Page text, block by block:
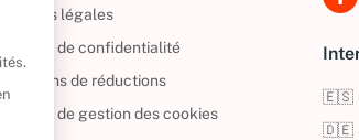
Mentions légales
Politique de confidentialité
Conditions de réductions
Politique de gestion des cookies
🇪🇸
🇩🇪